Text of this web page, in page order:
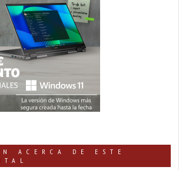
ACERCA DE ESTE